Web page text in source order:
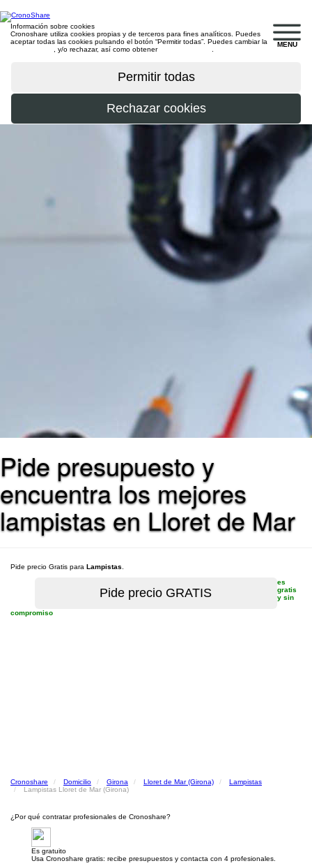
MENU
Información sobre cookies
Cronoshare utiliza cookies propias y de terceros para fines analíticos. Puedes
aceptar todas las cookies pulsando el botón “Permitir todas”. Puedes cambiar la
, y/o rechazar, así como obtener
Pide presupuesto y
encuentra los mejores
lampistas en Lloret de Mar
Pide precio Gratis para Lampistas
es
gratis
y sin
compromiso
Cronoshare Domicilio Girona Lloret de Mar (Girona)
Lampistas
Lampistas Lloret de Mar (Girona)
¿Por qué contratar profesionales de Cronoshare?
Es gratuito
Usa Cronoshare gratis: recibe presupuestos y contacta con 4 profesionales.